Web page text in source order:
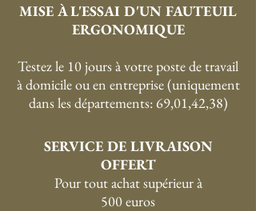
MISE À L'ESSAI D'UN FAUTEUIL
ERGONOMIQUE
Testez le 10 jours à votre poste de travail
à domicile ou en entreprise (uniquement
dans les départements: 69,01,42,38)
SERVICE DE LIVRAISON
OFFERT
Pour tout achat supérieur à
500 euros